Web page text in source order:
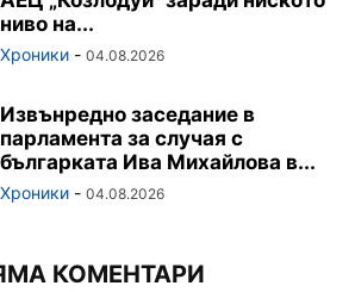
ниво на...
Хроники - 04.08.2026
Извънредно заседание в
парламента за случая с
българката Ива Михайлова в...
Хроники - 04.08.2026
КОМЕНТАРИ